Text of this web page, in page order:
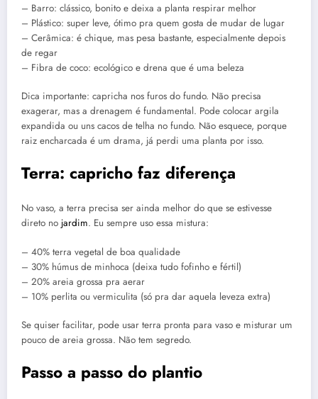
– Barro: clássico, bonito e deixa a planta respirar melhor
– Plástico: super leve, ótimo pra quem gosta de mudar de lugar
– Cerâmica: é chique, mas pesa bastante, especialmente depois
de regar
– Fibra de coco: ecológico e drena que é uma beleza
Dica importante: capricha nos furos do fundo. Não precisa
exagerar, mas a drenagem é fundamental. Pode colocar argila
expandida ou uns cacos de telha no fundo. Não esquece, porque
raiz encharcada é um drama, já perdi uma planta por isso.
Terra: capricho faz diferença
No vaso, a terra precisa ser ainda melhor do que se estivesse
direto no jardim. Eu sempre uso essa mistura:
– 40% terra vegetal de boa qualidade
– 30% húmus de minhoca (deixa tudo fofinho e fértil)
– 20% areia grossa pra aerar
– 10% perlita ou vermiculita (só pra dar aquela leveza extra)
Se quiser facilitar, pode usar terra pronta para vaso e misturar um
pouco de areia grossa. Não tem segredo.
Passo a passo do plantio